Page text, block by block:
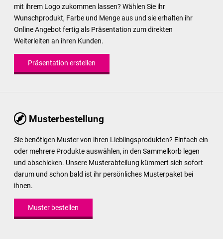
mit ihrem Logo zukommen lassen? Wählen Sie ihr
Wunschprodukt, Farbe und Menge aus und sie erhalten ihr
Online Angebot fertig als Präsentation zum direkten
Weiterleiten an ihren Kunden.
Präsentation erstellen
Musterbestellung
Sie benötigen Muster von ihren Lieblingsprodukten? Einfach ein
oder mehrere Produkte auswählen, in den Sammelkorb legen
und abschicken. Unsere Musterabteilung kümmert sich sofort
darum und schon bald ist ihr persönliches Musterpaket bei
ihnen.
Muster bestellen